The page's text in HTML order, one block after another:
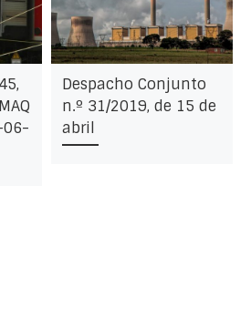
06-
Despacho Conjunto
n.º 31/2019, de 15 de
abril